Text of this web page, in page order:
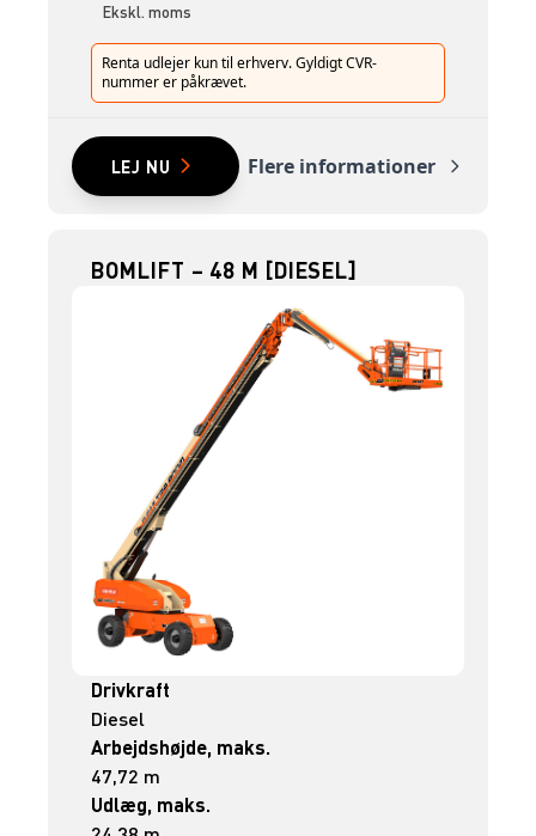
Ekskl. moms
Renta udlejer kun til erhverv. Gyldigt CVR-
nummer er påkrævet.
LEJ NU Flere informationer
BOMLIFT – 48 M [DIESEL]
Drivkraft
Diesel
Arbejdshøjde, maks.
47,72 m
Udlæg, maks.